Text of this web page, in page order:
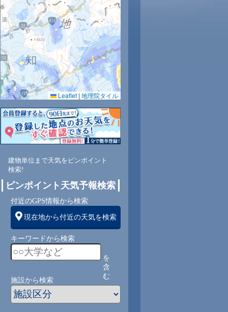
Leaflet | 地理院タイル
建物単位まで天気をピンポイント
検索!
ピンポイント天気予報検索
付近のGPS情報から検索
現在地から付近の天気を検索
キーワードから検索
を
含
む
施設から検索